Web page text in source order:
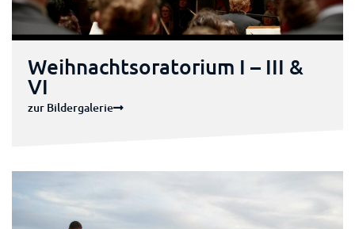
Weihnachtsoratorium I – III &
VI
zur Bildergalerie